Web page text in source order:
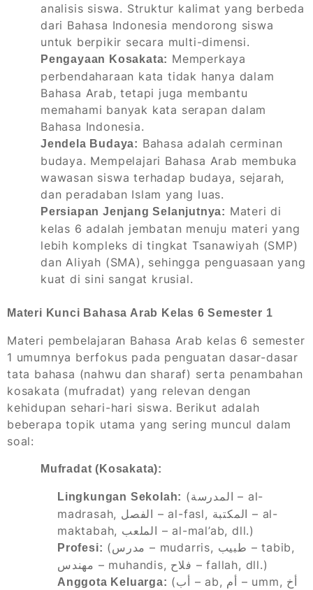
analisis siswa. Struktur kalimat yang berbeda
dari Bahasa Indonesia mendorong siswa
untuk berpikir secara multi-dimensi.
Pengayaan Kosakata: Memperkaya
perbendaharaan kata tidak hanya dalam
Bahasa Arab, tetapi juga membantu
memahami banyak kata serapan dalam
Bahasa Indonesia.
Jendela Budaya: Bahasa adalah cerminan
budaya. Mempelajari Bahasa Arab membuka
wawasan siswa terhadap budaya, sejarah,
dan peradaban Islam yang luas.
Persiapan Jenjang Selanjutnya: Materi di
kelas 6 adalah jembatan menuju materi yang
lebih kompleks di tingkat Tsanawiyah (SMP)
dan Aliyah (SMA), sehingga penguasaan yang
kuat di sini sangat krusial.
Materi Kunci Bahasa Arab Kelas 6 Semester 1
Materi pembelajaran Bahasa Arab kelas 6 semester
1 umumnya berfokus pada penguatan dasar-dasar
tata bahasa (nahwu dan sharaf) serta penambahan
kosakata (mufradat) yang relevan dengan
kehidupan sehari-hari siswa. Berikut adalah
beberapa topik utama yang sering muncul dalam
soal:
Mufradat (Kosakata):
Lingkungan Sekolah: (المدرسة – al-
madrasah, الفصل – al-fasl, المكتبة – al-
maktabah, الملعب – al-mal’ab, dll.)
Profesi: (مدرس – mudarris, طبيب – tabib,
مهندس – muhandis, فلاح – fallah, dll.)
Anggota Keluarga: (أب – ab, أم – umm, أخ